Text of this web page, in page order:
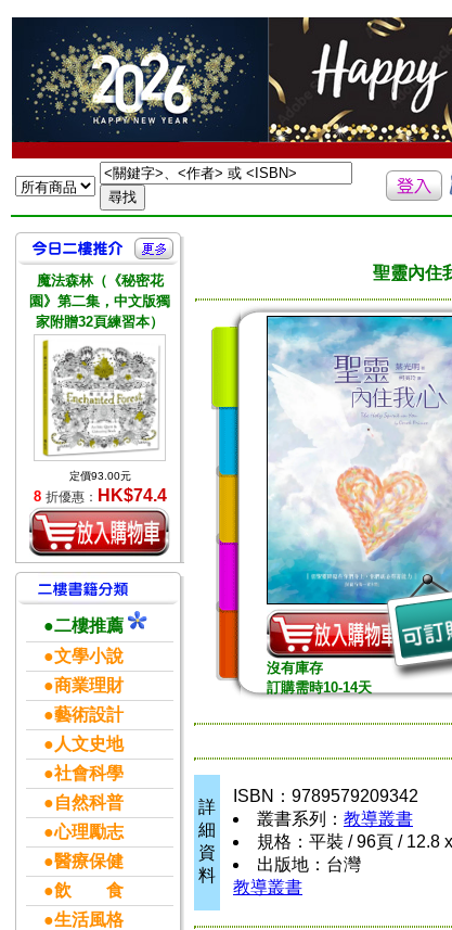
魔法森林（《秘密花
園》第二集，中文版獨
家附贈32頁練習本）
定價93.00元
8 折優惠： HK$74.4
●二樓推薦
●文學小說
●商業理財
●藝術設計
●人文史地
●社會科學
●自然科普
●心理勵志
●醫療保健
●飲 食
●生活風格
聖靈內住
沒有庫存
訂購需時10-14天
詳
細
資
料
ISBN：9789579209342
叢書系列： 教導叢書
規格：平裝 / 96頁 / 12.8
出版地：台灣
教導叢書